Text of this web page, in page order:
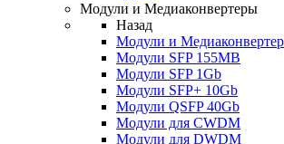
Модули и Медиаконвертеры
Назад
Модули и
Модули SFP 155MB
Модули SFP 1Gb
Модули SFP+ 10Gb
Модули QSFP 40Gb
Модули для CWDM
Модули для DWDM